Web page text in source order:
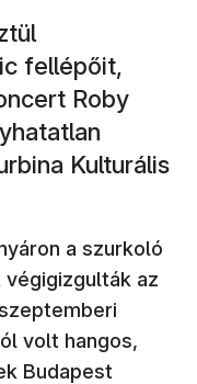
fellépőit,
Roby
Kulturális
a szurkoló
az
volt hangos,
Budapest